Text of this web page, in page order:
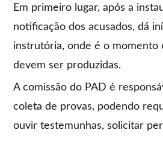
Em primeiro lugar, após a
notificação dos acusados, dá
instrutória, onde é o momento
devem ser produzidas.
A comissão do PAD é
coleta de provas, podendo
ouvir testemunhas, solicitar